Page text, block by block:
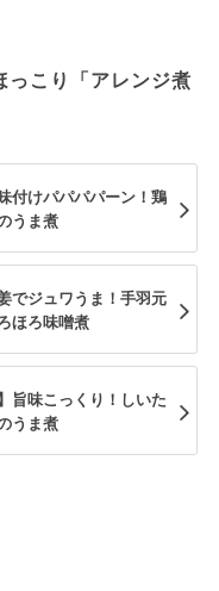
こり「アレンジ煮
付けパパパパーン！鶏
うま煮
でジュワうま！手羽元
ほろ味噌煮
旨味こっくり！しいた
うま煮